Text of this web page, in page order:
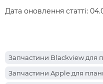
Дата оновлення статті:
Запчастини Blackview для
Запчастини Apple для